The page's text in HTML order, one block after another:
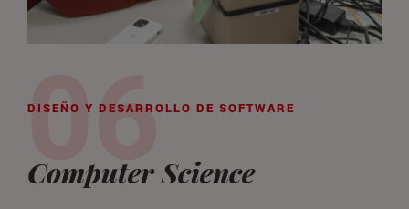
DISEÑO Y DESARROLLO DE SOFTWARE
Computer Science